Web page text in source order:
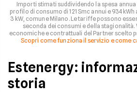
Importi stimati suddividendo la spesa annua
profilo di consumo di 121 Smc annui e 934
3 kW, comune Milano. Le tariffe possono
seconda dei consumi e della
economiche e contrattuali del Partner scelto
Scopri come funziona il servizio e come
Estenergy:
storia